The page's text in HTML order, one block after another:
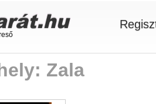
Zala